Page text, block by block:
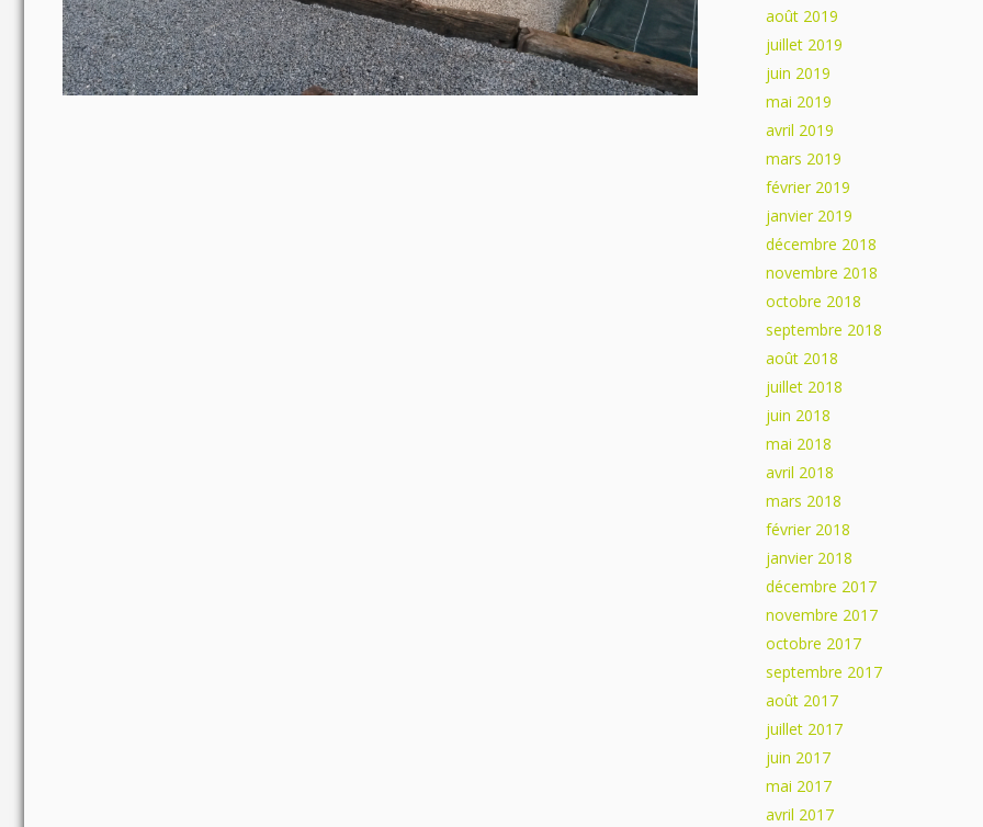
août 2019
juillet 2019
juin 2019
mai 2019
avril 2019
mars 2019
février 2019
janvier 2019
décembre 2018
novembre 2018
octobre 2018
septembre 2018
août 2018
juillet 2018
juin 2018
mai 2018
avril 2018
mars 2018
février 2018
janvier 2018
décembre 2017
novembre 2017
octobre 2017
septembre 2017
août 2017
juillet 2017
juin 2017
mai 2017
avril 2017